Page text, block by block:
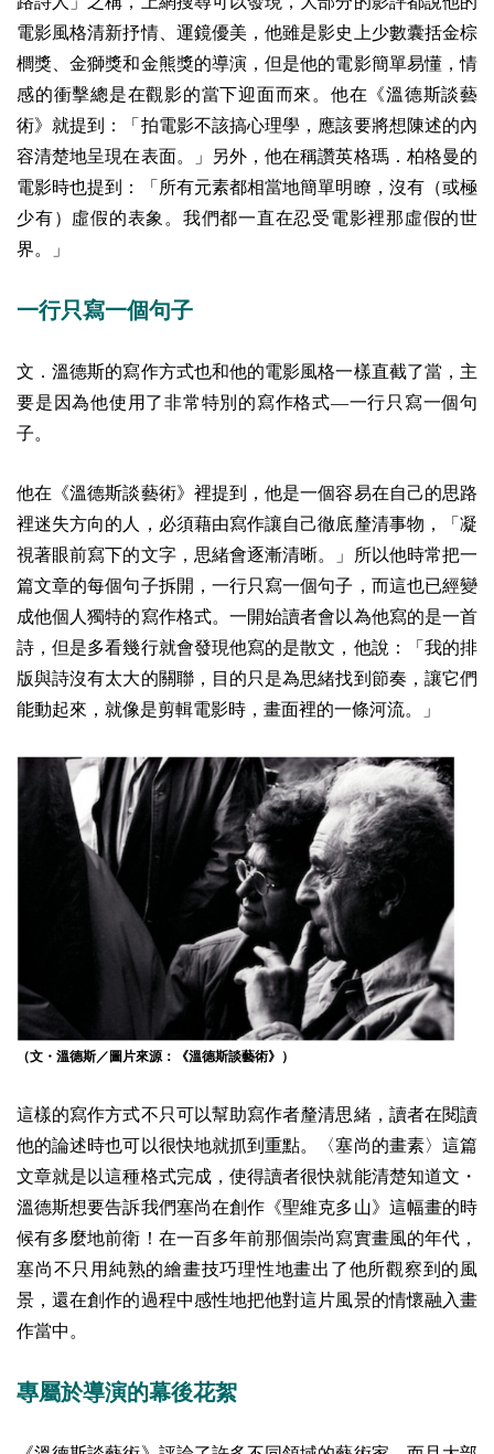
電影風格清新抒情、運鏡優美，他雖是影史上少數囊括金棕
櫚獎、金獅獎和金熊獎的導演，但是他的電影簡單易懂，情
感的衝擊總是在觀影的當下迎面而來。他在《溫德斯談藝
術》就提到：「拍電影不該搞心理學，應該要將想陳述的內
容清楚地呈現在表面。」另外，他在稱讚英格瑪．柏格曼的
電影時也提到：「所有元素都相當地簡單明瞭，沒有（或極
少有）虛假的表象。我們都一直在忍受電影裡那虛假的世
界。」
一行只寫一個句子
文．溫德斯的寫作方式也和他的電影風格一樣直截了當，主
要是因為他使用了非常特別的寫作格式—一行只寫一個句
子。
他在《溫德斯談藝術》裡提到，他是一個容易在自己的思路
裡迷失方向的人，必須藉由寫作讓自己徹底釐清事物，「凝
視著眼前寫下的文字，思緒會逐漸清晰。」所以他時常把一
篇文章的每個句子拆開，一行只寫一個句子，而這也已經變
成他個人獨特的寫作格式。一開始讀者會以為他寫的是一首
詩，但是多看幾行就會發現他寫的是散文，他說：「我的排
版與詩沒有太大的關聯，目的只是為思緒找到節奏，讓它們
能動起來，就像是剪輯電影時，畫面裡的一條河流。」
（文・溫德斯／圖片來源：《溫德斯談藝術》）
這樣的寫作方式不只可以幫助寫作者釐清思緒，讀者在閱讀
他的論述時也可以很快地就抓到重點。〈塞尚的畫素〉這篇
文章就是以這種格式完成，使得讀者很快就能清楚知道文・
溫德斯想要告訴我們塞尚在創作《聖維克多山》這幅畫的時
候有多麼地前衛！在一百多年前那個崇尚寫實畫風的年代，
塞尚不只用純熟的繪畫技巧理性地畫出了他所觀察到的風
景，還在創作的過程中感性地把他對這片風景的情懷融入畫
作當中。
專屬於導演的幕後花絮